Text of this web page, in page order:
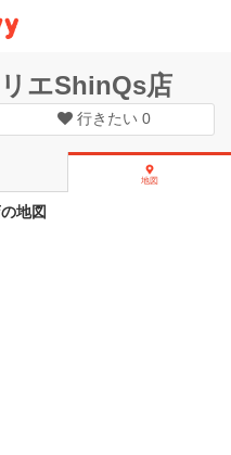
エShinQs店
行きたい 0
地図
地図